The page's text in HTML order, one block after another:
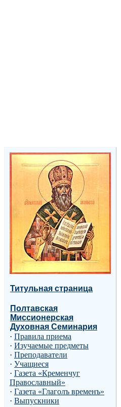
Титульная страница
Полтавская
Миссионерская
Духовная Семинария
· Правила приема
· Изучаемые предметы
· Преподаватели
· Учащиеся
· Газета «Кременчуг
Православный»
· Газета «Глаголъ временъ»
· Выпускники